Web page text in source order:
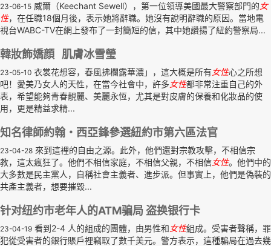
23-06-15 威爾（Keechant Sewell），第一位領導美國最大警察部門的女
性，在任職18個月後，表示她將辭職。她沒有說明辭職的原因。當地電
視台WABC-TV在網上發布了一封簡短的信，其中她讚揚了紐約警察局...
韓妝飾嬌顔 肌膚冰雪瑩
23-05-10 衣裳花想容，春風拂欄露華濃」，這大概是所有女性心之所想
吧！愛美乃女人的天性，在當今社會中，許多女性都非常注重自己的外
表，希望能夠青春靚麗、美麗永恆，尤其是對皮膚的保養和化妝品的使
用，更是精益求精...
知名律師約翰・西亞鋒參選紐約市第六區法官
23-04-28 來到這裡的自由之源。此外，他們還對宗教攻擊，不相信宗
教，這太瘋狂了。他們不相信家庭，不相信父親，不相信女性。他們中的
大多數是民主黨人，自稱社會主義者、進步派。但事實上，他們是偽裝的
共產主義者，想要摧毀...
针对纽约市老年人的ATM骗局 盗换银行卡
23-04-19 看到2-4 人的組成的團體，由男性和女性組成。受害者聲稱，罪
犯從受害者的銀行賬戶裡竊取了數千美元。警方表示，這種騙局在過去幾